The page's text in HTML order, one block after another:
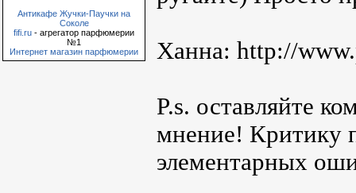
Антикафе Жучки-Паучки на
Соколе
fifi.ru - агрегатор парфюмерии
№1
Интернет магазин парфюмерии
Ханна: http://
P.s. оставляйте
мнение! Критику
элементарных